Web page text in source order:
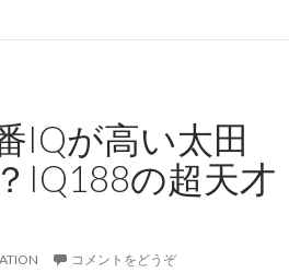
IQが高い太田
IQ188の超天才
コメントをどうぞ